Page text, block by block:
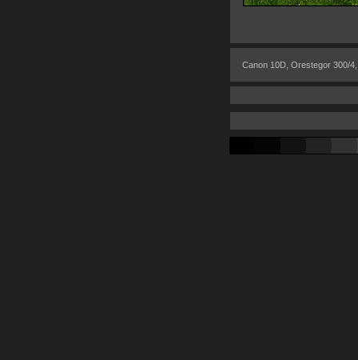
Canon 10D, Orestegor 300/